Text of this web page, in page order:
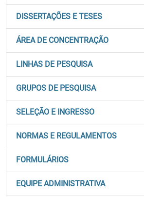
DISSERTAÇÕES E TESES
ÁREA DE CONCENTRAÇÃO
LINHAS DE PESQUISA
GRUPOS DE PESQUISA
SELEÇÃO E INGRESSO
NORMAS E REGULAMENTOS
FORMULÁRIOS
EQUIPE ADMINISTRATIVA